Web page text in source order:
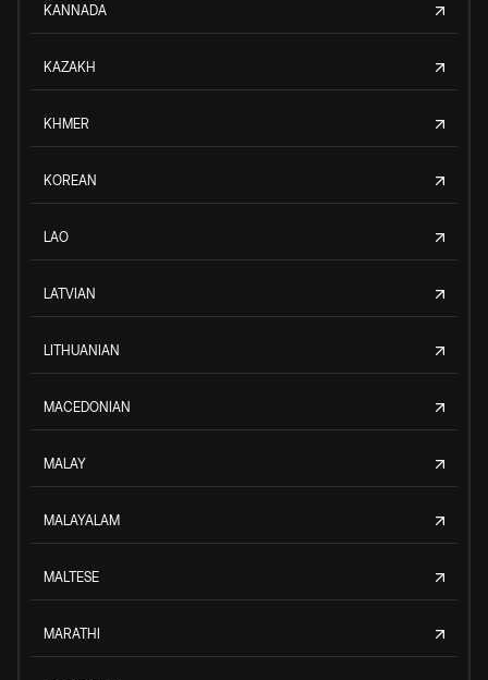
KANNADA
KAZAKH
KHMER
KOREAN
LAO
LATVIAN
LITHUANIAN
MACEDONIAN
MALAY
MALAYALAM
MALTESE
MARATHI